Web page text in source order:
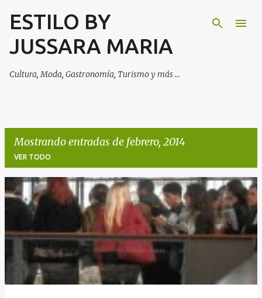
Ir al contenido principal
ESTILO BY
JUSSARA MARIA
Cultura, Moda, Gastronomía, Turismo y más ...
Mostrando entradas de febrero, 2014
VER TODO
E
t
a